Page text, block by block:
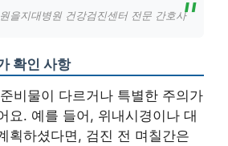
을지대병원 건강검진센터 전문 간호사
확인 사항
비물이 다르거나 특별한 주의가
요. 예를 들어, 위내시경이나 대
획하셨다면, 검진 전 며칠간은